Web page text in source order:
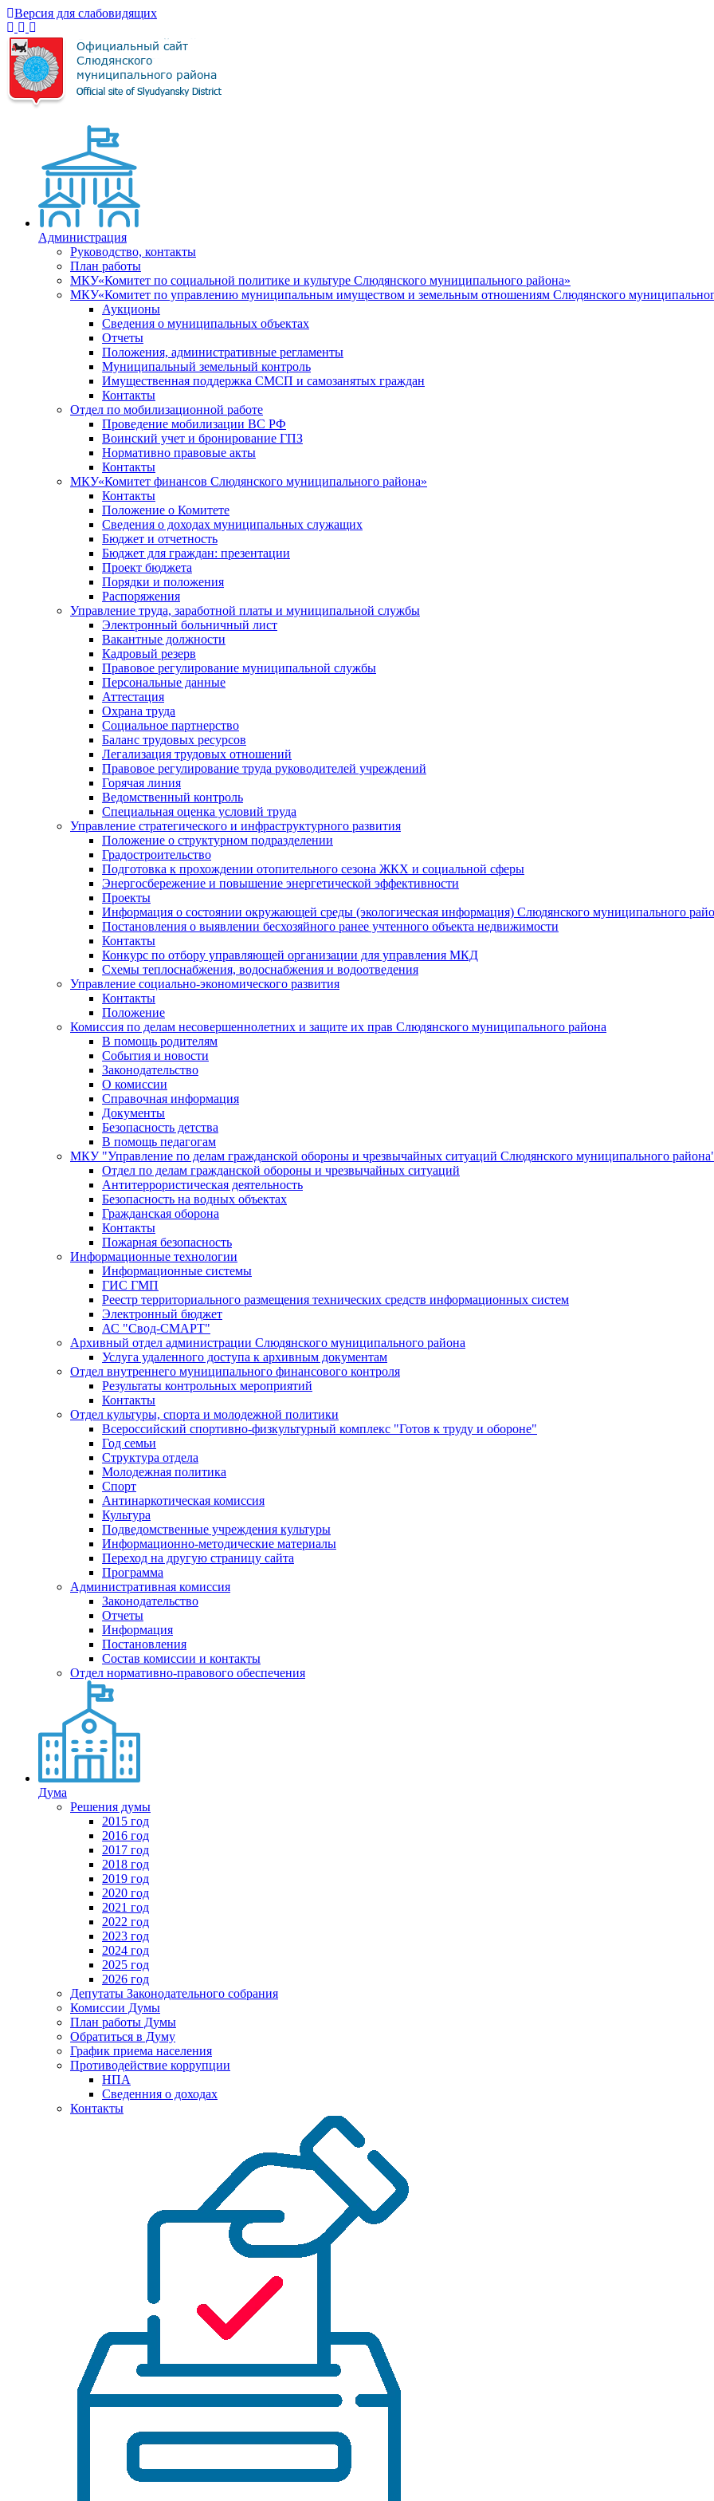
Версия для слабовидящих
Администрация
Руководство, контакты
План работы
МКУ«Комитет по социальной политике и культуре Слюдянского муниципального района»
МКУ«Комитет по управлению муниципальным имуществом и земельным отношениям Слюдянского
Аукционы
Сведения о муниципальных объектах
Отчеты
Положения, административные регламенты
Муниципальный земельный контроль
Имущественная поддержка СМСП и самозанятых граждан
Контакты
Отдел по мобилизационной работе
Проведение мобилизации ВС РФ
Воинский учет и бронирование ГПЗ
Нормативно правовые акты
Контакты
МКУ«Комитет финансов Слюдянского муниципального района»
Контакты
Положение о Комитете
Сведения о доходах муниципальных служащих
Бюджет и отчетность
Бюджет для граждан: презентации
Проект бюджета
Порядки и положения
Распоряжения
Управление труда, заработной платы и муниципальной службы
Электронный больничный лист
Вакантные должности
Кадровый резерв
Правовое регулирование муниципальной службы
Персональные данные
Аттестация
Охрана труда
Социальное партнерство
Баланс трудовых ресурсов
Легализация трудовых отношений
Правовое регулирование труда руководителей учреждений
Горячая линия
Ведомственный контроль
Специальная оценка условий труда
Управление стратегического и инфраструктурного развития
Положение о структурном подразделении
Градостроительство
Подготовка к прохождении отопительного сезона ЖКХ и социальной сферы
Энергосбережение и повышение энергетической эффективности
Проекты
Информация о состоянии окружающей среды (экологическая информация) Слюдянского муниципального
Постановления о выявлении бесхозяйного ранее учтенного объекта недвижимости
Контакты
Конкурс по отбору управляющей организации для управления МКД
Схемы теплоснабжения, водоснабжения и водоотведения
Управление социально-экономического развития
Контакты
Положение
Комиссия по делам несовершеннолетних и защите их прав Слюдянского муниципального района
В помощь родителям
События и новости
Законодательство
О комиссии
Справочная информация
Документы
Безопасность детства
В помощь педагогам
МКУ "Управление по делам гражданской обороны и чрезвычайных ситуаций Слюдянского муниципального
Отдел по делам гражданской обороны и чрезвычайных ситуаций
Антитеррористическая деятельность
Безопасность на водных объектах
Гражданская оборона
Контакты
Пожарная безопасность
Информационные технологии
Информационные системы
ГИС ГМП
Реестр территориального размещения технических средств информационных систем
Электронный бюджет
АС "Свод-СМАРТ"
Архивный отдел администрации Слюдянского муниципального района
Услуга удаленного доступа к архивным документам
Отдел внутреннего муниципального финансового контроля
Результаты контрольных мероприятий
Контакты
Отдел культуры, спорта и молодежной политики
Всероссийский спортивно-физкультурный комплекс "Готов к труду и обороне"
Год семьи
Структура отдела
Молодежная политика
Спорт
Антинаркотическая комиссия
Культура
Подведомственные учреждения культуры
Информационно-методические материалы
Переход на другую страницу сайта
Программа
Административная комиссия
Законодательство
Отчеты
Информация
Постановления
Состав комиссии и контакты
Отдел нормативно-правового обеспечения
Дума
Решения думы
2015 год
2016 год
2017 год
2018 год
2019 год
2020 год
2021 год
2022 год
2023 год
2024 год
2025 год
2026 год
Депутаты Законодательного собрания
Комиссии Думы
План работы Думы
Обратиться в Думу
График приема населения
Противодействие коррупции
НПА
Сведенния о доходах
Контакты